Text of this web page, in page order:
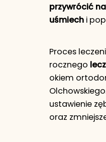
przywrócić
uśmiechi
Proces
rocznego
okiem
ustawienie
oraz